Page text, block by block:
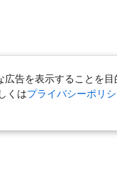
広告を表示することを
くはプライバシーポリ